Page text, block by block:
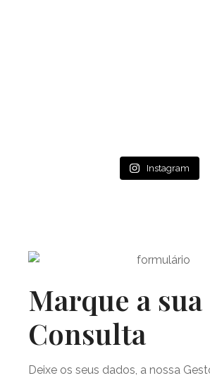
Instagram
Marque a sua
Consulta
Deixe os seus dados, a nossa